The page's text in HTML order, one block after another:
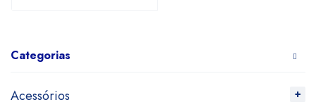
Categorias
Acessórios